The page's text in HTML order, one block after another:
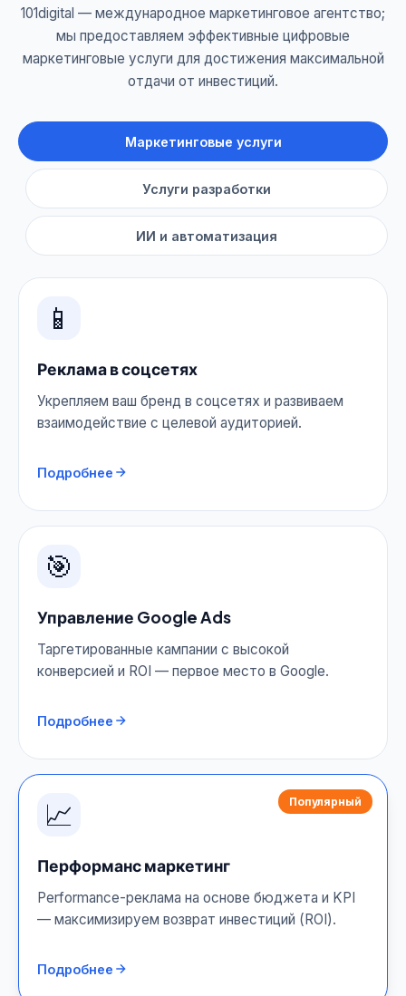
101digital — международное маркетинговое агентство;
мы предоставляем эффективные цифровые
маркетинговые услуги для достижения максимальной
отдачи от инвестиций.
Маркетинговые услуги
Услуги разработки
ИИ и автоматизация
📱
Реклама в соцсетях
Укрепляем ваш бренд в соцсетях и развиваем
взаимодействие с целевой аудиторией.
Подробнее
🎯
Управление Google Ads
Таргетированные кампании с высокой
конверсией и ROI — первое место в Google.
Подробнее
Популярный
📈
Перформанс маркетинг
Performance-реклама на основе бюджета и KPI
— максимизируем возврат инвестиций (ROI).
Подробнее